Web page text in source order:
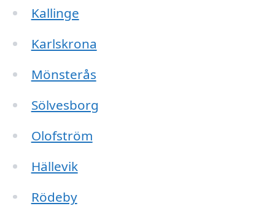
Kallinge
Karlskrona
Mönsterås
Sölvesborg
Olofström
Hällevik
Rödeby